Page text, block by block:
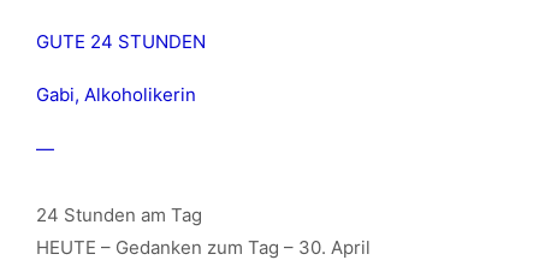
GUTE 24 STUNDEN
Gabi, Alkoholikerin
—
Kategorien
24 Stunden am Tag
HEUTE – Gedanken zum Tag – 30. April